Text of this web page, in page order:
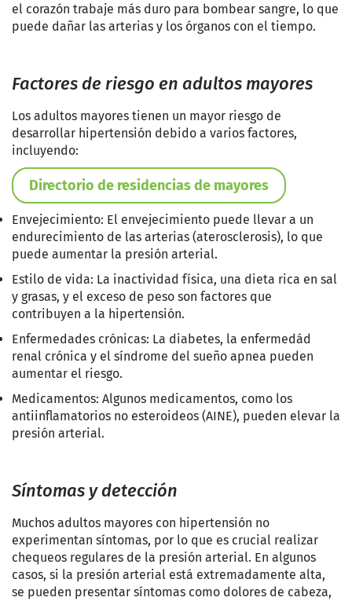
el corazón trabaje más duro para bombear sangre, lo que
puede dañar las arterias y los órganos con el tiempo.
Factores de riesgo en adultos mayores
Los adultos mayores tienen un mayor riesgo de
desarrollar hipertensión debido a varios factores,
incluyendo:
Directorio de residencias de mayores
Envejecimiento: El envejecimiento puede llevar a un
endurecimiento de las arterias (aterosclerosis), lo que
puede aumentar la presión arterial.
Estilo de vida: La inactividad física, una dieta rica en sal
y grasas, y el exceso de peso son factores que
contribuyen a la hipertensión.
Enfermedades crónicas: La diabetes, la enfermedád
renal crónica y el síndrome del sueño apnea pueden
aumentar el riesgo.
Medicamentos: Algunos medicamentos, como los
antiinflamatorios no esteroideos (AINE), pueden elevar la
presión arterial.
Síntomas y detección
Muchos adultos mayores con hipertensión no
experimentan síntomas, por lo que es crucial realizar
chequeos regulares de la presión arterial. En algunos
casos, si la presión arterial está extremadamente alta,
se pueden presentar síntomas como dolores de cabeza,